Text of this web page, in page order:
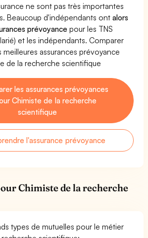
ne sont pas très importantes
Beaucoup d'indépendants ontalors
prévoyance pour les TNS
et les indépendants. Comparer
meilleures assurances prévoyance
de la recherche scientifique
les assurances prévoyances
Chimiste de la recherche
scientifique
l'assurance prévoyance
Chimiste de la recherche
types de mutuelles pour le métier